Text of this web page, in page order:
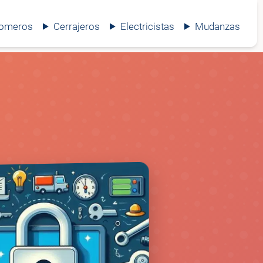
Cerrajeros Electricistas Mudanzas
🔒